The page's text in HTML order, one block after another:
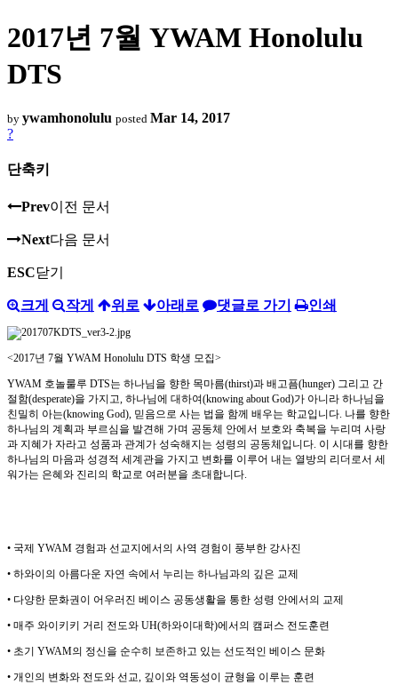
2017년 7월 YWAM Honolulu
DTS
by ywamhonolulu posted Mar 14, 2017
?
단축키
Prev이전 문서
Next다음 문서
ESC닫기
크게 작게 위로 아래로 댓글로 가기 인쇄
<2017년 7월 YWAM Honolulu DTS 학생 모집>
YWAM 호놀룰루 DTS는 하나님을 향한 목마름(thirst)과 배고픔(hunger) 그리고 간
절함(desperate)을 가지고, 하나님에 대하여(knowing about God)가 아니라 하나님을
친밀히 아는(knowing God), 믿음으로 사는 법을 함께 배우는 학교입니다. 나를 향한
하나님의 계획과 부르심을 발견해 가며 공동체 안에서 보호와 축복을 누리며 사랑
과 지혜가 자라고 성품과 관계가 성숙해지는 성령의 공동체입니다. 이 시대를 향한
하나님의 마음과 성경적 세계관을 가지고 변화를 이루어 내는 열방의 리더로서 세
워가는 은혜와 진리의 학교로 여러분을 초대합니다.
• 국제 YWAM 경험과 선교지에서의 사역 경험이 풍부한 강사진
• 하와이의 아름다운 자연 속에서 누리는 하나님과의 깊은 교제
• 다양한 문화권이 어우러진 베이스 공동생활을 통한 성령 안에서의 교제
• 매주 와이키키 거리 전도와 UH(하와이대학)에서의 캠퍼스 전도훈련
• 초기 YWAM의 정신을 순수히 보존하고 있는 선도적인 베이스 문화
• 개인의 변화와 전도와 선교, 깊이와 역동성이 균형을 이루는 훈련